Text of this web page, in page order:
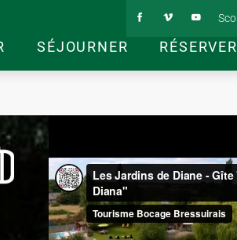
SÉJOURNER RÉSERVER